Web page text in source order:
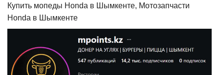
Купить мопеды Honda в Шымкенте, Мотозапчасти
Honda в Шымкенте